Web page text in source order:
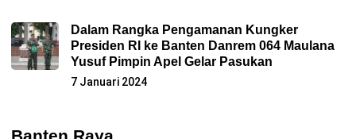
Dalam Rangka Pengamanan Kungker
Presiden RI ke Banten Danrem 064 Maulana
Yusuf Pimpin Apel Gelar Pasukan
7 Januari 2024